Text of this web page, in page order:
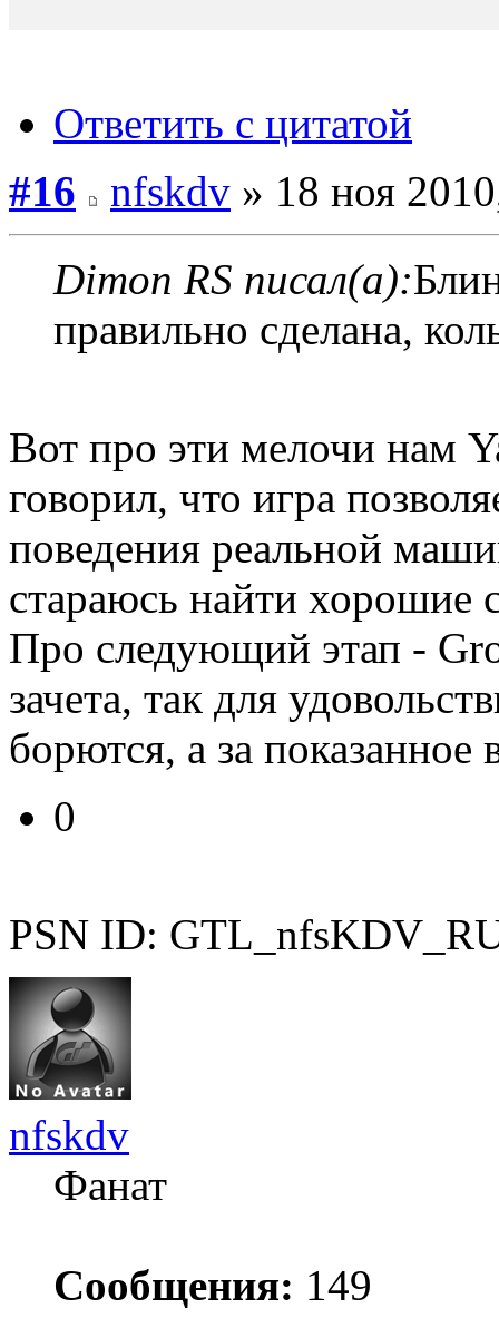
Ответить с цитатой
#16
nfskdv » 18 ноя
Dimon RS писал(а):
правильно сделана,
Вот про эти мелочи нам
говорил, что игра
поведения реальной
стараюсь найти хорошие
Про следующий этап -
зачета, так для
борются, а за показанное
0
PSN ID:
nfskdv
Фанат
Сообщения: 149